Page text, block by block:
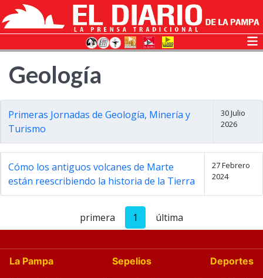
Geología
Primeras Jornadas de Geología, Minería y
Turismo
30 Julio
2026
Cómo los antiguos volcanes de Marte
están reescribiendo la historia de la Tierra
27 Febrero
2024
primera 1 última
La Pampa Sepelios
Deportes